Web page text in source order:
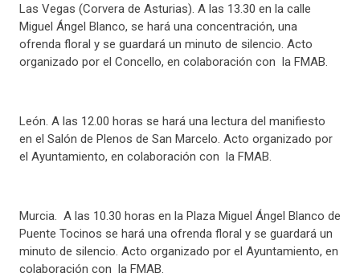
Las Vegas (Corvera de Asturias). A las 13.30 en la calle
Miguel Ángel Blanco, se hará una concentración, una
ofrenda floral y se guardará un minuto de silencio. Acto
organizado por el Concello, en colaboración con la FMAB.
León. A las 12.00 horas se hará una lectura del manifiesto
en el Salón de Plenos de San Marcelo. Acto organizado por
el Ayuntamiento, en colaboración con la FMAB.
Murcia. A las 10.30 horas en la Plaza Miguel Ángel Blanco de
Puente Tocinos se hará una ofrenda floral y se guardará un
minuto de silencio. Acto organizado por el Ayuntamiento, en
colaboración con la FMAB.